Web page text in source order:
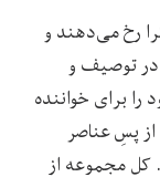
رخ می‌دهند و
در توصیف و
برای خواننده
پسِ عناصر
کل مجموعه از